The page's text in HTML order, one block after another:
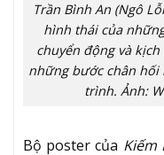
Trần Bình An (Ngô
hình thái của
chuyển động và
những bước chân
trình. Ảnh:
Bộ poster của Kiếm